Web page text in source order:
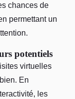
chances de
permettant un
potentiels
virtuelles
En
les